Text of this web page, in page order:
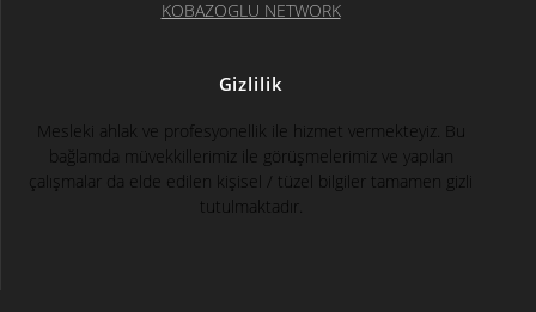
KOBAZOGLU NETWORK
Gizlilik
Mesleki ahlak ve profesyonellik ile hizmet vermekteyiz. Bu
bağlamda müvekkillerimiz ile görüşmelerimiz ve yapılan
çalışmalar da elde edilen kişisel / tüzel bilgiler tamamen gizli
tutulmaktadır.